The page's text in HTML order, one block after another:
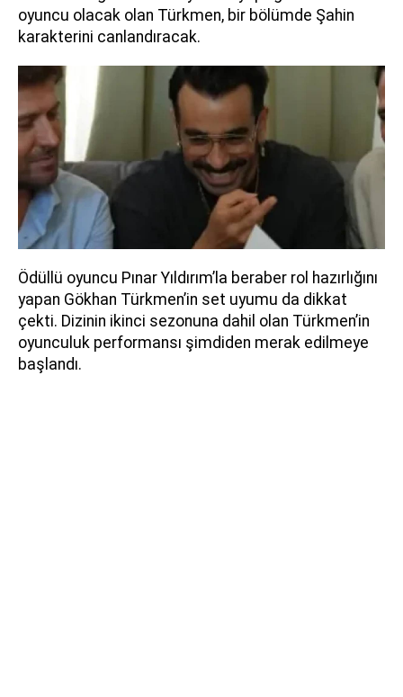
oyuncu olacak olan Türkmen, bir bölümde Şahin
karakterini canlandıracak.
Ödüllü oyuncu Pınar Yıldırım’la beraber rol hazırlığını
yapan Gökhan Türkmen’in set uyumu da dikkat
çekti. Dizinin ikinci sezonuna dahil olan Türkmen’in
oyunculuk performansı şimdiden merak edilmeye
başlandı.